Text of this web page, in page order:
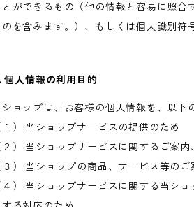
ができるもの（他の情報と容易に照合
を含みます。）、もしくは個人識別符
個人情報の利用目的
ョップは、お客様の個人情報を、以下
） 当ショップサービスの提供のため
） 当ショップサービスに関するご案
） 当ショップの商品、サービス等のご
） 当ショップサービスに関する当シ